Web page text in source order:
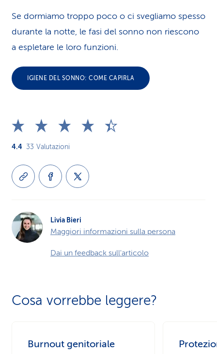
Se dormiamo troppo poco o ci svegliamo spesso
durante la notte, le fasi del sonno non riescono
a espletare le loro funzioni.
IGIENE DEL SONNO: COME CAPIRLA
4.4 33 Valutazioni
Livia Bieri
Maggiori informazioni sulla persona
Dai un feedback sull'articolo
Cosa vorrebbe leggere?
Burnout genitoriale